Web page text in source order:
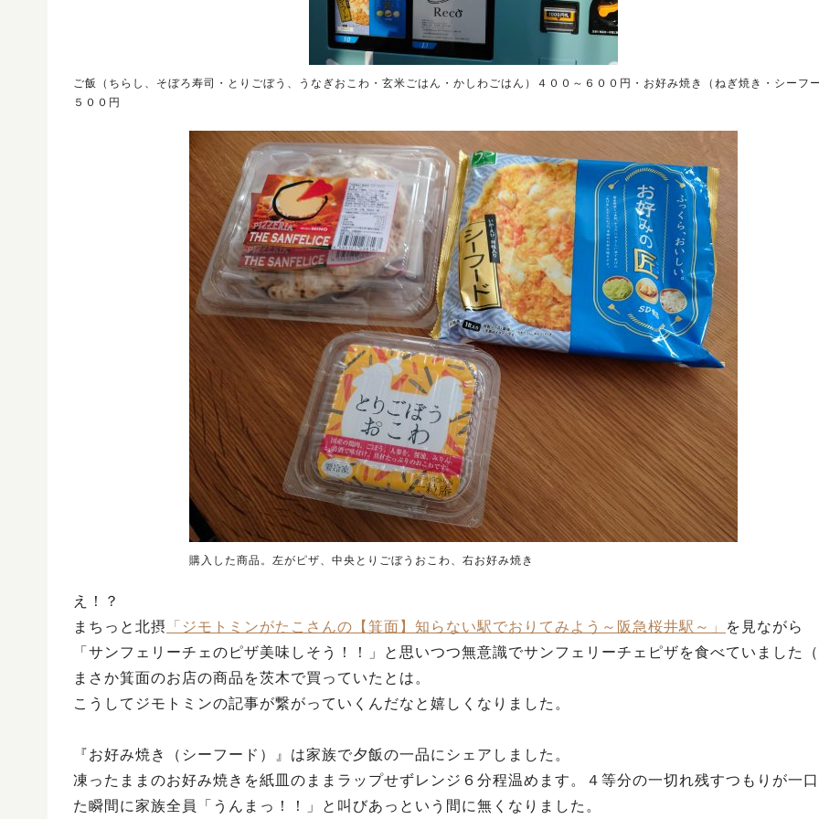
ご飯（ちらし、そぼろ寿司・とりごぼう、うなぎおこわ・玄米ごはん・かしわごはん）４００～６００円・お好み焼き（ねぎ焼き・シーフ
５００円
購入した商品。左がピザ、中央とりごぼうおこわ、右お好み焼き
え！？
まちっと北摂
「ジモトミンがたこさんの【箕面】知らない駅でおりてみよう～阪急桜井駅～」
を見ながら
「サンフェリーチェのピザ美味しそう！！」と思いつつ無意識でサンフェリーチェピザを食べていました
まさか箕面のお店の商品を茨木で買っていたとは。
こうしてジモトミンの記事が繋がっていくんだなと嬉しくなりました。
『お好み焼き（シーフード）』は家族で夕飯の一品にシェアしました。
凍ったままのお好み焼きを紙皿のままラップせずレンジ６分程温めます。４等分の一切れ残すつもりが一
た瞬間に家族全員「うんまっ！！」と叫びあっという間に無くなりました。